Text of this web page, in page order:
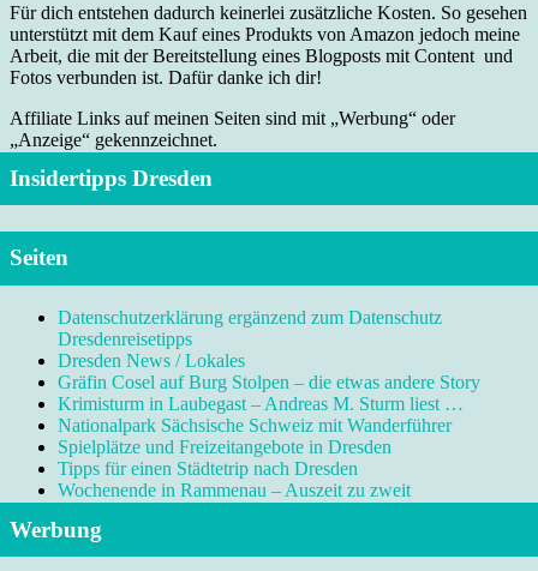
Für dich entstehen dadurch keinerlei zusätzliche Kosten. So gesehen
unterstützt mit dem Kauf eines Produkts von Amazon jedoch meine
Arbeit, die mit der Bereitstellung eines Blogposts mit Content und
Fotos verbunden ist. Dafür danke ich dir!
Affiliate Links auf meinen Seiten sind mit „Werbung“ oder
„Anzeige“ gekennzeichnet.
Insidertipps Dresden
Seiten
Datenschutzerklärung ergänzend zum Datenschutz
Dresdenreisetipps
Dresden News / Lokales
Gräfin Cosel auf Burg Stolpen – die etwas andere Story
Krimisturm in Laubegast – Andreas M. Sturm liest …
Nationalpark Sächsische Schweiz mit Wanderführer
Spielplätze und Freizeitangebote in Dresden
Tipps für einen Städtetrip nach Dresden
Wochenende in Rammenau – Auszeit zu zweit
Werbung